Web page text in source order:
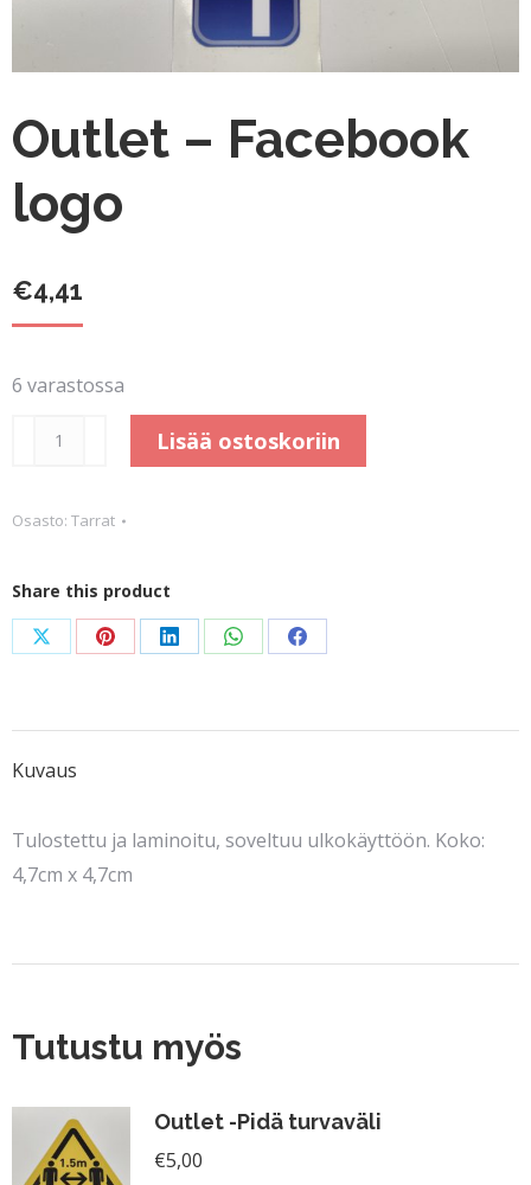
Outlet – Facebook
logo
€4,41
6 varastossa
Outlet
logo
Lisää ostoskoriin
Osasto: Tarrat
Share this product
Share
X
Share
Pinterest
Share
LinkedIn
Share
WhatsApp
Share
Facebook
Kuvaus
Tulostettu ja laminoitu, soveltuu ulkokäyttöön. Koko:
4,7cm x 4,7cm
Tutustu myös
Outlet -Pidä turvaväli
€5,00